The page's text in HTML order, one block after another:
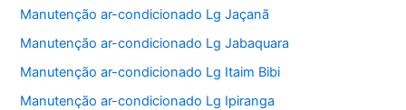
Manutenção ar-condicionado Lg Jaçanã
Manutenção ar-condicionado Lg Jabaquara
Manutenção ar-condicionado Lg Itaim Bibi
Manutenção ar-condicionado Lg Ipiranga